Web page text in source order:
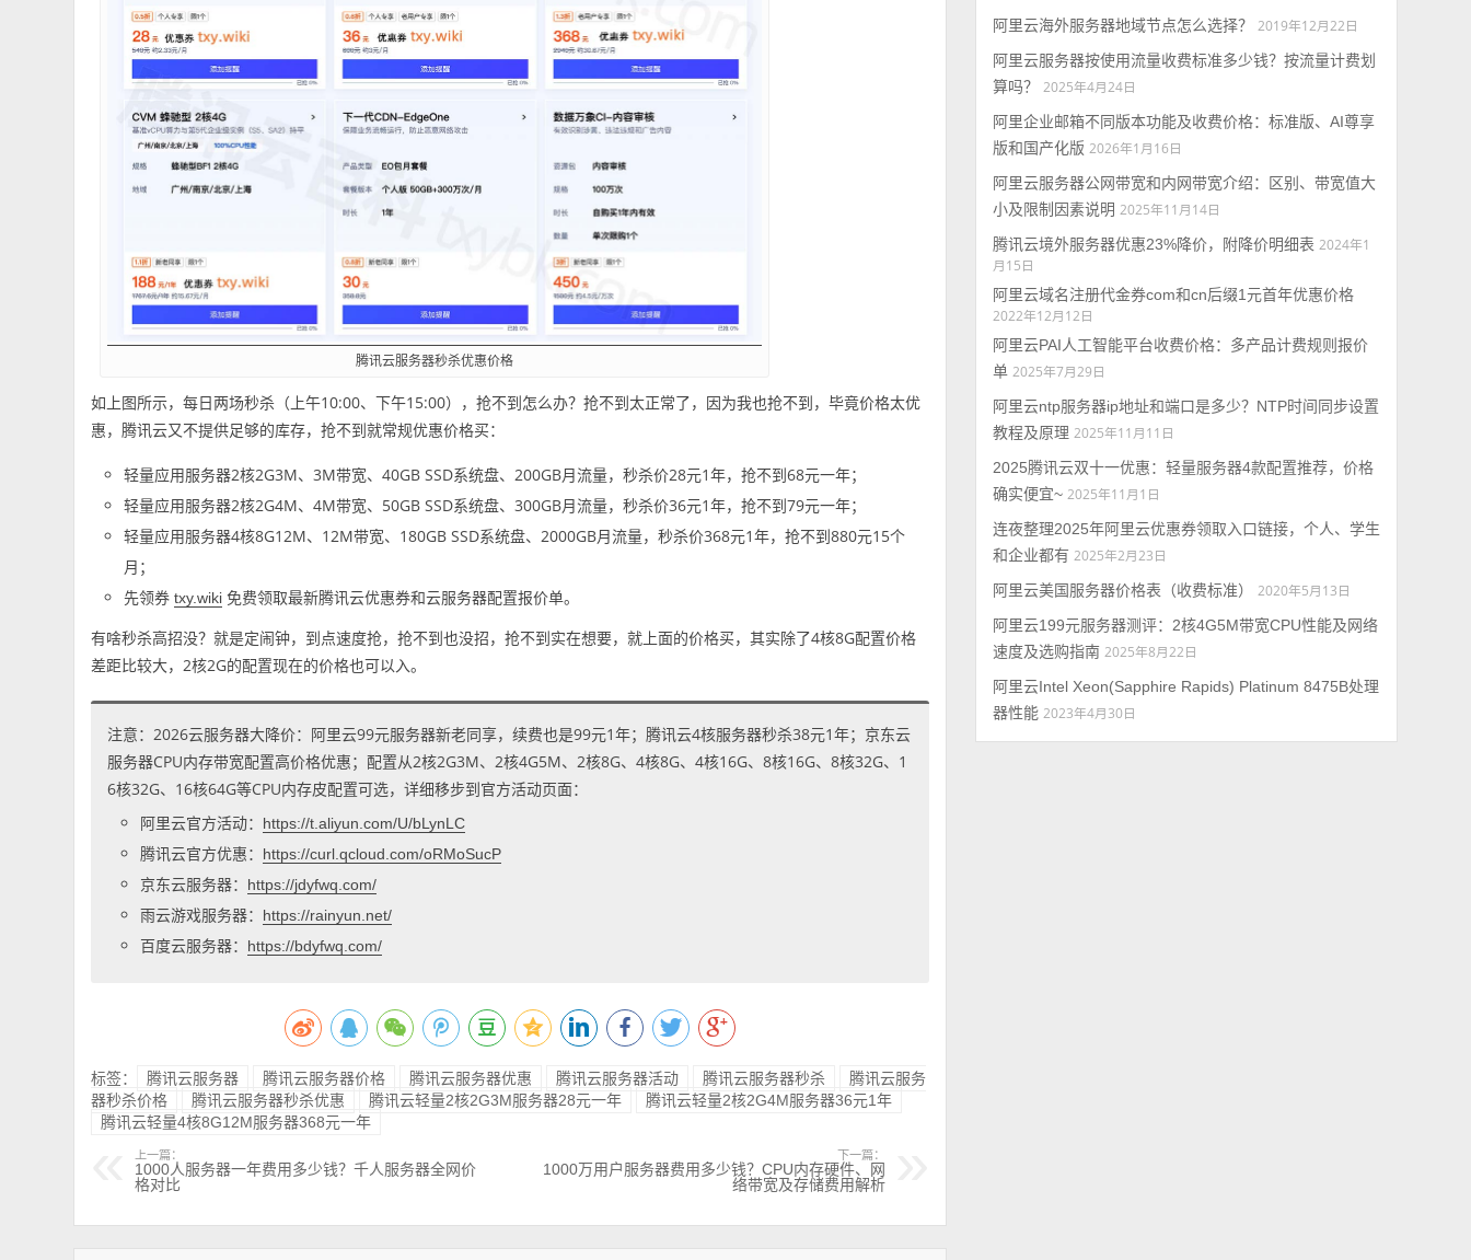
腾讯云服务器秒杀优惠价格
如上图所示，每日两场秒杀（上午10:00、下午15:00），抢不到怎么办？抢不到太正常了，因为我也抢不到，毕竟价格太优
惠，腾讯云又不提供足够的库存，抢不到就常规优惠价格买：
轻量应用服务器2核2G3M、3M带宽、40GB SSD系统盘、200GB月流量，秒杀价28元1年，抢不到68元一年；
轻量应用服务器2核2G4M、4M带宽、50GB SSD系统盘、300GB月流量，秒杀价36元1年，抢不到79元一年；
轻量应用服务器4核8G12M、12M带宽、180GB SSD系统盘、2000GB月流量，秒杀价368元1年，抢不到880元15个
月；
先领券txy.wiki 免费领取最新腾讯云优惠券和云服务器配置报价单。
有啥秒杀高招没？就是定闹钟，到点速度抢，抢不到也没招，抢不到实在想要，就上面的价格买，其实除了4核8G配置价格
差距比较大，2核2G的配置现在的价格也可以入。
注意：2026云服务器大降价：阿里云99元服务器新老同享，续费也是99元1年；腾讯云4核服务器秒杀38元1年；京东云
服务器CPU内存带宽配置高价格优惠；配置从2核2G3M、2核4G5M、2核8G、4核8G、4核16G、8核16G、8核32G、1
6核32G、16核64G等CPU内存皮配置可选，详细移步到官方活动页面：
阿里云官方活动：
https://t.aliyun.com/U/bLynLC
腾讯云官方优惠： https://curl.qcloud.com/oRMoSucP
京东云服务器： https://jdyfwq.com/
雨云游戏服务器： https://rainyun.net/
百度云服务器： https://bdyfwq.com/
标签： 腾讯云服务器 腾讯云服务器价格 腾讯云服务器优惠 腾讯云服务器活动 腾讯云服务器秒杀
腾讯云服务
器秒杀价格
腾讯云服务器秒杀优惠 腾讯云轻量2核2G3M服务器28元一年
腾讯云轻量2核2G4M服务器36元1年
腾讯云轻量4核8G12M服务器368元一年
上一篇：
1000人服务器一年费用多少钱？千人服务器全网价
格对比
下一篇：
1000万用户服务器费用多少钱？CPU内存硬件、网
络带宽及存储费用解析
阿里云海外服务器地域节点怎么选择？
2019年12月22日
阿里云服务器按使用流量收费标准多少钱？按流量计费划
算吗？
2025年4月24日
阿里企业邮箱不同版本功能及收费价格：标准版、AI尊享
版和国产化版 2026年1月16日
阿里云服务器公网带宽和内网带宽介绍：区别、带宽值大
小及限制因素说明 2025年11月14日
腾讯云境外服务器优惠23%降价，附降价明细表 2024年1
月15日
阿里云域名注册代金券com和cn后缀1元首年优惠价格
2022年12月12日
阿里云PAI人工智能平台收费价格：多产品计费规则报价
单 2025年7月29日
阿里云ntp服务器ip地址和端口是多少？NTP时间同步设置
教程及原理 2025年11月11日
2025腾讯云双十一优惠：轻量服务器4款配置推荐，价格
确实便宜~ 2025年11月1日
连夜整理2025年阿里云优惠券领取入口链接，个人、学生
和企业都有 2025年2月23日
阿里云美国服务器价格表（收费标准）
2020年5月13日
阿里云199元服务器测评：2核4G5M带宽CPU性能及网络
速度及选购指南 2025年8月22日
阿里云Intel Xeon(Sapphire Rapids) Platinum 8475B处理
器性能 2023年4月30日